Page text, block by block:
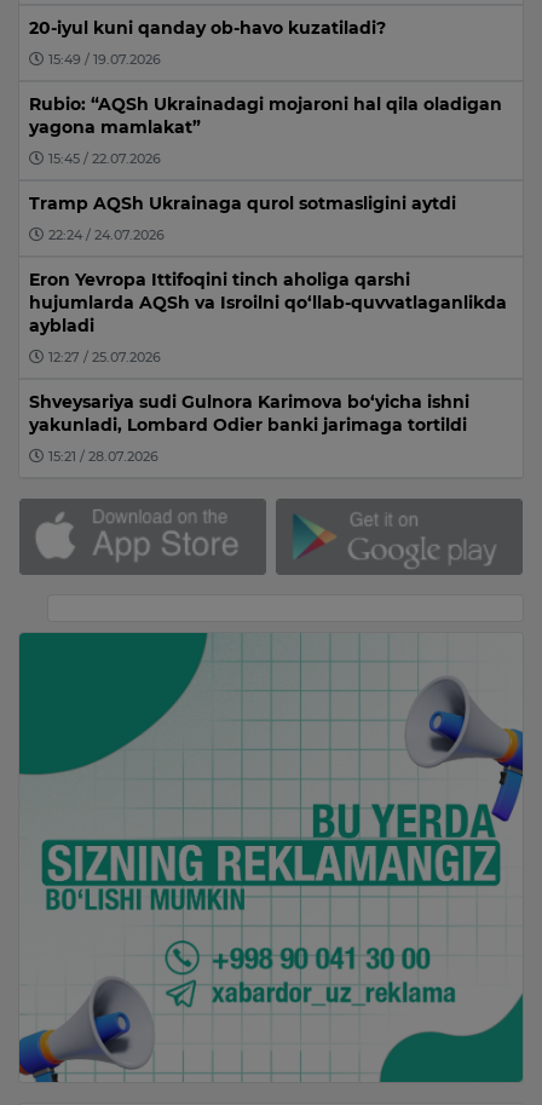
20-iyul kuni qanday ob-havo kuzatiladi?
15:49 / 19.07.2026
Rubio: “AQSh Ukrainadagi mojaroni hal qila oladigan
yagona mamlakat”
15:45 / 22.07.2026
Tramp AQSh Ukrainaga qurol sotmasligini aytdi
22:24 / 24.07.2026
Eron Yevropa Ittifoqini tinch aholiga qarshi
hujumlarda AQSh va Isroilni qo‘llab-quvvatlaganlikda
aybladi
12:27 / 25.07.2026
Shveysariya sudi Gulnora Karimova bo‘yicha ishni
yakunladi, Lombard Odier banki jarimaga tortildi
15:21 / 28.07.2026